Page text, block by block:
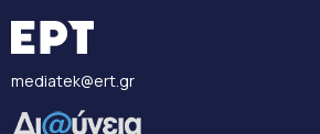
mediatek@ert.gr